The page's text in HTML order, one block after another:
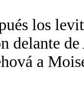
los
delante
a